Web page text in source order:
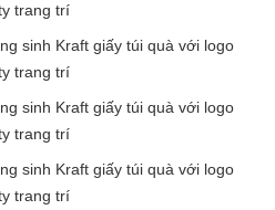
trang trí
sinh Kraft giấy túi quà với logo
trang trí
sinh Kraft giấy túi quà với logo
trang trí
sinh Kraft giấy túi quà với logo
trang trí